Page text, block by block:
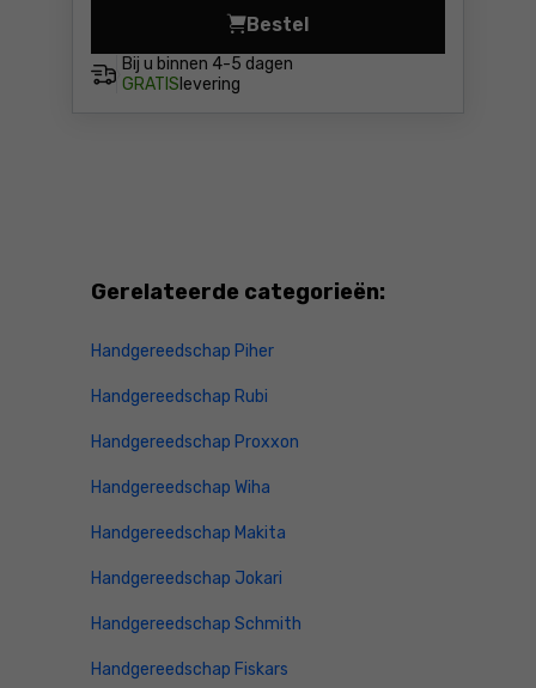
Bij u binnen 4-5 dagen
GRATIS levering
Bestel
Vijlen voor metaal 5 stk.
Gerelateerde categorieën:
Handgereedschap Piher
Handgereedschap Rubi
Handgereedschap Proxxon
Handgereedschap Wiha
Handgereedschap Makita
Handgereedschap Jokari
Handgereedschap Schmith
Handgereedschap Fiskars